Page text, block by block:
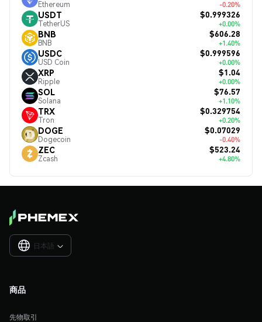
Ethereum -0.20%
USDT
TetherUS
$0.999326
+0.00%
BNB
BNB
$606.28
+1.40%
USDC
USD Coin
$0.999596
+0.00%
XRP
Ripple
$1.04
+0.00%
SOL
Solana
$76.57
+1.10%
TRX
Tron
$0.329754
+0.20%
DOGE
Dogecoin
$0.07029
-0.40%
ZEC
Zcash
$523.24
+4.80%
日本語 
商品
先物取引